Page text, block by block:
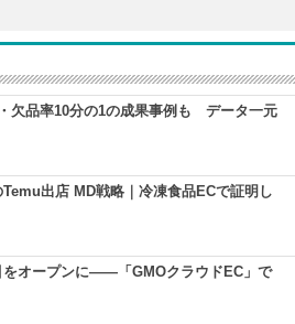
欠品率10分の1の成果事例も データ一元
出店 MD戦略｜冷凍食品ECで証明し
をオープンに――「GMOクラウドEC」で